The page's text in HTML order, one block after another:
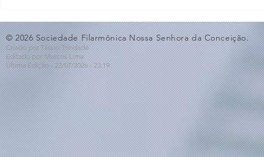
🎵🎶
ao Dia dos
© 2026 Sociedade Filarmônica Nossa Senhora da Conceição.
Criado por Tássio Trindade
Editado por Marcos Lima
Última Edição - 22/07/2026 - 23:19